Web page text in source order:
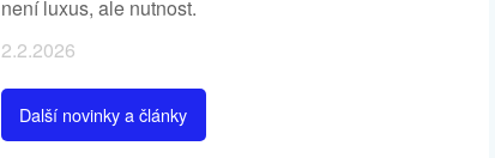
není luxus, ale nutnost.
2.2.2026
Další novinky a články